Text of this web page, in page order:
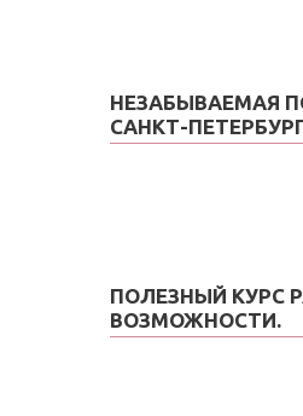
НЕЗАБЫВАЕМАЯ
САНКТ-
ПОЛЕЗНЫЙ КУРС
ВОЗМОЖНОСТИ.